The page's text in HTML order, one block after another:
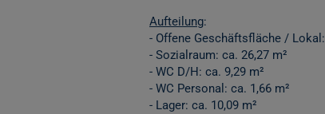
Aufteilung:
- Offene Geschäftsfläche /
- Sozialraum: ca. 26,27 m²
- WC D/H: ca. 9,29 m²
- WC Personal: ca. 1,66 m²
- Lager: ca. 10,09 m²